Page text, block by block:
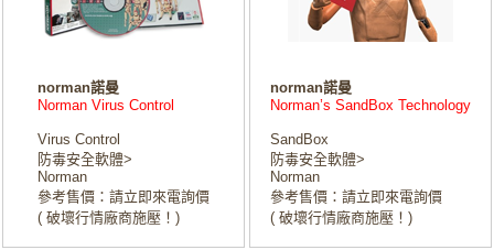
norman諾曼
Norman Virus Control
Virus Control
防毒安全軟體>
Norman
參考售價：請立即來電詢價
( 破壞行情廠商施壓！)
norman諾曼
Norman’s SandBox Technology
SandBox
防毒安全軟體>
Norman
參考售價：請立即來電詢價
( 破壞行情廠商施壓！)